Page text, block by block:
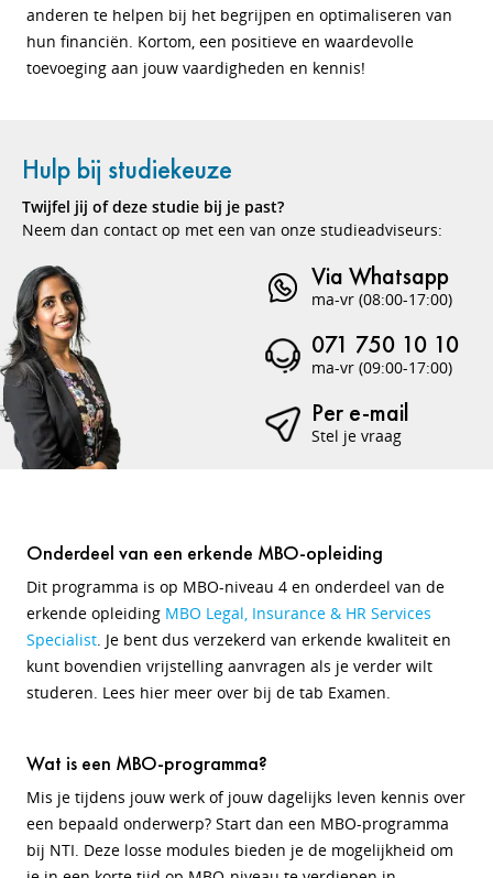
anderen te helpen bij het begrijpen en optimaliseren van
hun financiën. Kortom, een positieve en waardevolle
toevoeging aan jouw vaardigheden en kennis!
Hulp bij studiekeuze
Twijfel jij of deze studie bij je past?
Neem dan contact op met een van onze studieadviseurs:
Via Whatsapp
ma-vr (08:00-17:00)
071 750 10 10
ma-vr (09:00-17:00)
Per e-mail
Stel je vraag
Onderdeel van een erkende MBO-opleiding
Dit programma is op MBO-niveau 4 en onderdeel van de
erkende opleiding MBO Legal, Insurance & HR Services
Specialist. Je bent dus verzekerd van erkende kwaliteit en
kunt bovendien vrijstelling aanvragen als je verder wilt
studeren. Lees hier meer over bij de tab Examen.
Wat is een MBO-programma?
Mis je tijdens jouw werk of jouw dagelijks leven kennis over
een bepaald onderwerp? Start dan een MBO-programma
bij NTI. Deze losse modules bieden je de mogelijkheid om